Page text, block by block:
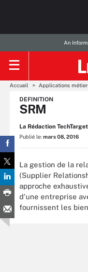
An
Accueil Applications
DEFINITION
SRM
La Rédaction TechTarget
Publié le: mars 08, 2016
La gestion de la
(Supplier
approche
d'une entreprise
fournissent les